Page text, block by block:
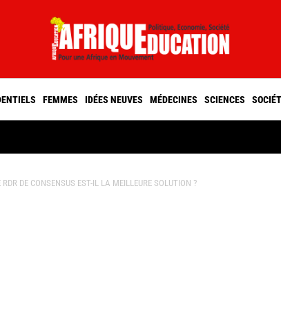
FEMMES IDÉES NEUVES MÉDECINES SCIENCES
DE CONSENSUS EST-IL LA MEILLEURE SOLUTION ?